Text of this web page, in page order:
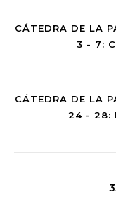
CÁTEDRA DE LA
3 - 7:
CÁTEDRA DE LA
24 - 28: